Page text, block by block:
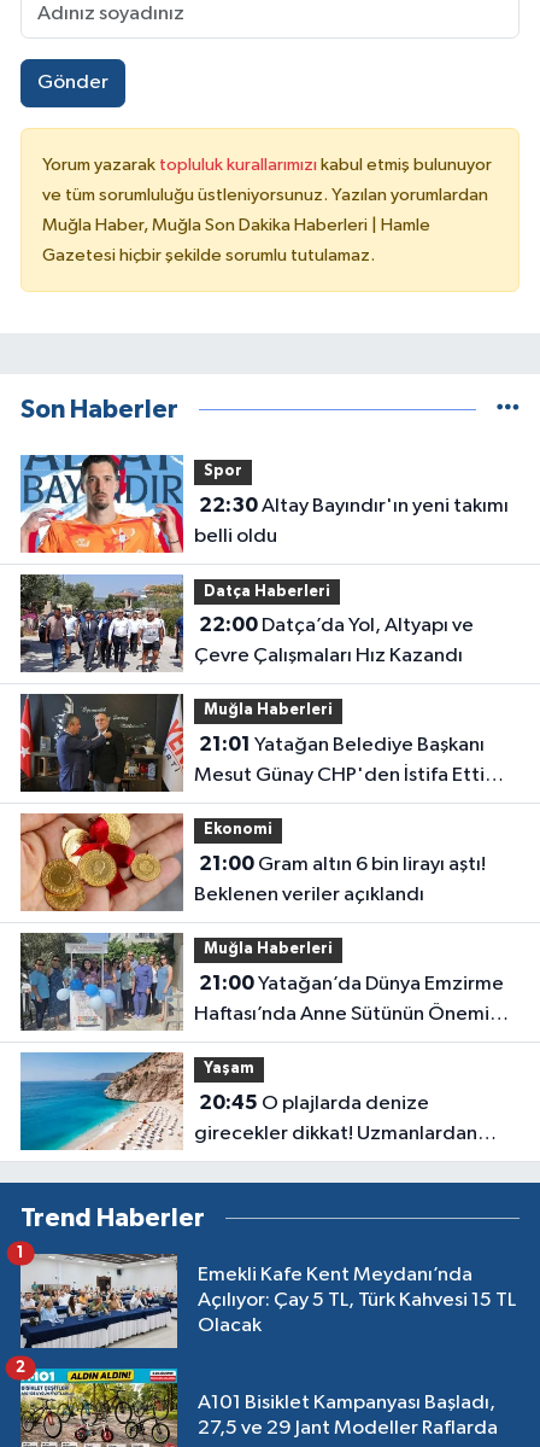
Gönder
Yorum yazarak topluluk kurallarımızı kabul etmiş bulunuyor
ve tüm sorumluluğu üstleniyorsunuz. Yazılan yorumlardan
Muğla Haber, Muğla Son Dakika Haberleri | Hamle
Gazetesi hiçbir şekilde sorumlu tutulamaz.
Son Haberler
Spor
22:30Altay Bayındır'ın yeni takımı
belli oldu
Datça Haberleri
22:00Datça’da Yol, Altyapı ve
Çevre Çalışmaları Hız Kazandı
Muğla Haberleri
21:01
Mesut Günay CHP'den İstifa Etti
Yeni Parti'ye Katıldı
Ekonomi
21:00Gram altın 6 bin lirayı aştı!
Beklenen veriler açıklandı
Muğla Haberleri
21:00Yatağan’da Dünya Emzirme
Haftası’nda Anne Sütünün Önemi
Anlatıldı
Yaşam
20:45
girecekler dikkat! Uzmanlardan
kirlilik uyarısı geldi
Trend Haberler
Emekli Kafe Kent Meydanı’nda
Açılıyor: Çay 5 TL, Türk Kahvesi 15 TL
Olacak
1
A101 Bisiklet Kampanyası Başladı,
27,5 ve 29 Jant Modeller Raflarda
2